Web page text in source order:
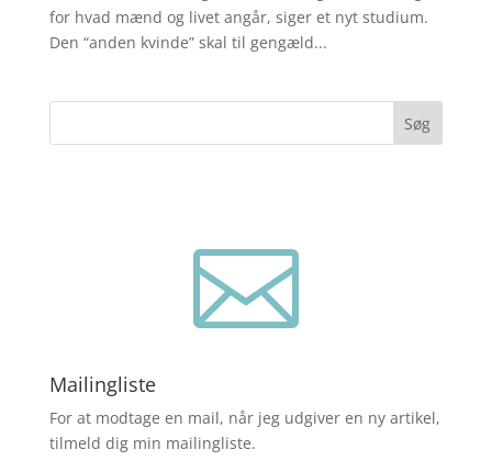
for hvad mænd og livet angår, siger et nyt studium.
Den “anden kvinde” skal til gengæld...
Søg

Mailingliste
For at modtage en mail, når jeg udgiver en ny artikel,
tilmeld dig min mailingliste.